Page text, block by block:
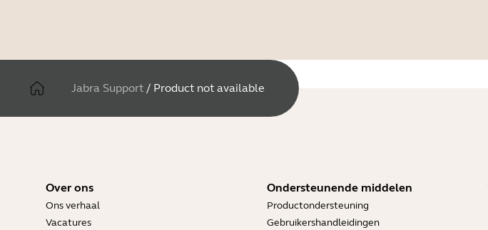
Jabra Support / Product not available
Over ons
Ons verhaal
Vacatures
Ondersteunende middelen
Productondersteuning
Gebruikershandleidingen